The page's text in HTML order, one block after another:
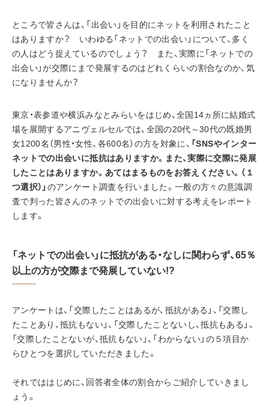
ところで皆さんは、「出会い」を目的にネットを利用されたこと
はありますか？　いわゆる「ネットでの出会い」について、多く
の人はどう捉えているのでしょう？　また、実際に「ネットでの
出会い」が交際にまで発展するのはどれくらいの割合なのか、気
になりませんか？
東京・表参道や横浜みなとみらいをはじめ、全国14ヵ所に結婚式
場を展開するアニヴェルセルでは、全国の20代～30代の既婚男
女1200名（男性・女性、各600名）の方を対象に、 「SNSやインター
ネットでの出会いに抵抗はありますか。また、実際に交際に発展
したことはありますか。あてはまるものをお答えください。（１
つ選択）」 のアンケート調査を行いました。一般の方々の意識調
査で判った皆さんのネットでの出会いに対する考えをレポート
します。
「ネットでの出会い」に抵抗がある・なしに関わらず、65％
以上の方が交際まで発展していない!?
アンケートは、「交際したことはあるが、抵抗がある」、「交際し
たことあり、抵抗もない」、「交際したことないし、抵抗もある」、
「交際したことないが、抵抗もない」、「わからない」の５項目か
らひとつを選択していただきました。
それでははじめに、回答者全体の割合からご紹介していきまし
ょう。